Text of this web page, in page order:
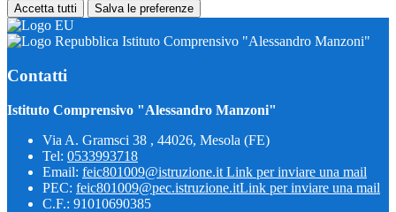
Accetta tutti Salva le preferenze
Istituto Comprensivo "Alessandro Manzoni"
Contatti
Istituto Comprensivo "Alessandro Manzoni"
Via A. Gramsci 38 , 44026, Mesola (FE)
Tel: 0533993718
Email: feic801009@istruzione.it Link per inviare una mail
PEC: feic801009@pec.istruzione.itLink per inviare una mail
C.F.: 91010690385